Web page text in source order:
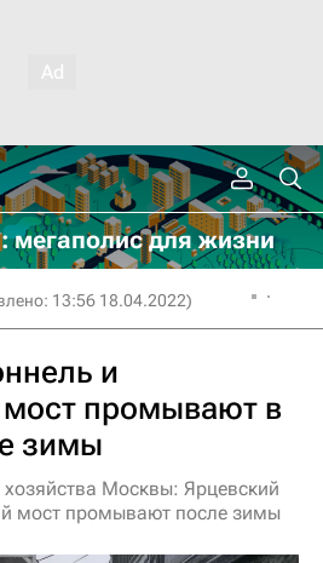
мегаполис для жизни
13:56 18.04.2022)
и
мост промывают в
зимы
Москвы: Ярцевский
мост промывают после зимы